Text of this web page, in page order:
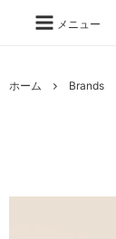
メニュー
ホーム Brands